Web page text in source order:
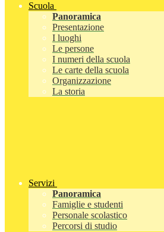
Scuola
Panoramica
Presentazione
I luoghi
Le persone
I numeri della scuola
Le carte della scuola
Organizzazione
La storia
Servizi
Panoramica
Famiglie e studenti
Personale scolastico
Percorsi di studio